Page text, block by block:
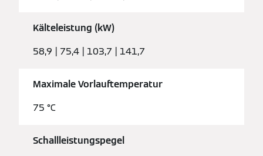
Kälteleistung (kW)
58,9 | 75,4 | 103,7 | 141,7
Maximale Vorlauftemperatur
75 °C
Schallleistungspegel